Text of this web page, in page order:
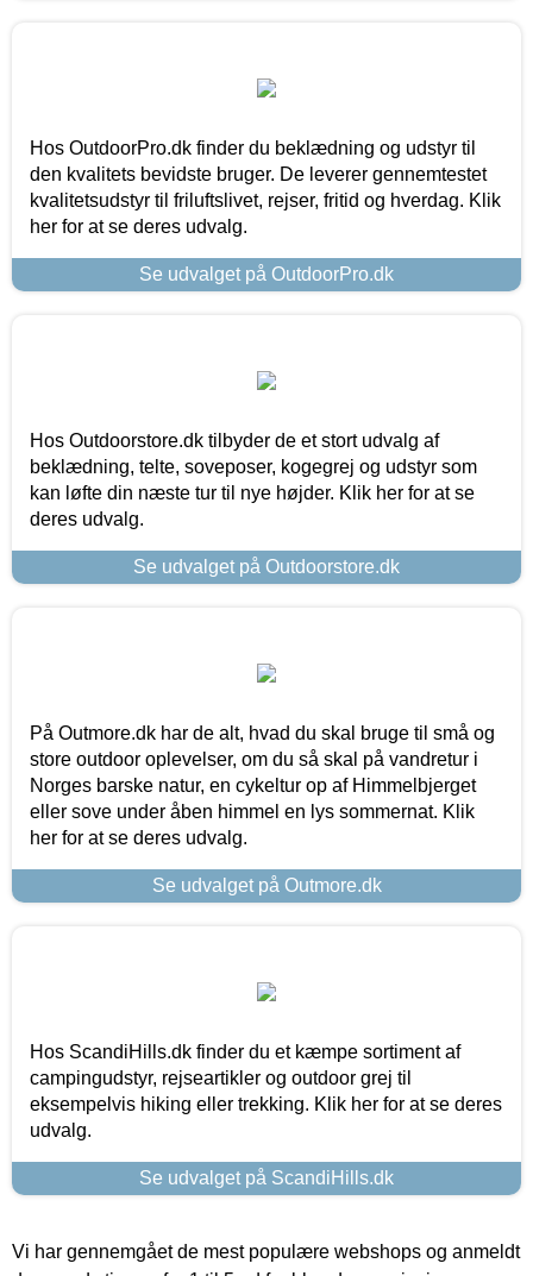
Hos OutdoorPro.dk finder du beklædning og udstyr til
den kvalitets bevidste bruger. De leverer gennemtestet
kvalitetsudstyr til friluftslivet, rejser, fritid og hverdag. Klik
her for at se deres udvalg.
Se udvalget på OutdoorPro.dk
Hos Outdoorstore.dk tilbyder de et stort udvalg af
beklædning, telte, soveposer, kogegrej og udstyr som
kan løfte din næste tur til nye højder. Klik her for at se
deres udvalg.
Se udvalget på Outdoorstore.dk
På Outmore.dk har de alt, hvad du skal bruge til små og
store outdoor oplevelser, om du så skal på vandretur i
Norges barske natur, en cykeltur op af Himmelbjerget
eller sove under åben himmel en lys sommernat. Klik
her for at se deres udvalg.
Se udvalget på Outmore.dk
Hos ScandiHills.dk finder du et kæmpe sortiment af
campingudstyr, rejseartikler og outdoor grej til
eksempelvis hiking eller trekking. Klik her for at se deres
udvalg.
Se udvalget på ScandiHills.dk
Vi har gennemgået de mest populære webshops og anmeldt